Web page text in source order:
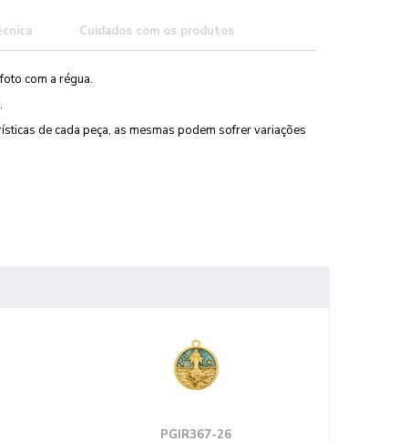
Cuidados com os produtos
com a régua.
de cada peça, as mesmas podem sofrer variações
PGIR367-26